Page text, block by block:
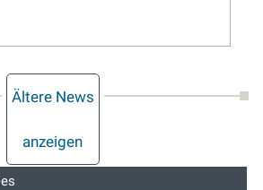
Ältere News
anzeigen